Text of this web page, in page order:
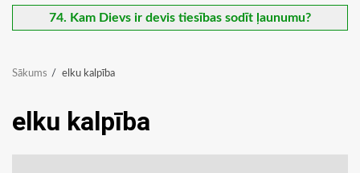
74. Kam Dievs ir devis tiesības sodīt ļaunumu?
Sākums elku kalpība
elku kalpība